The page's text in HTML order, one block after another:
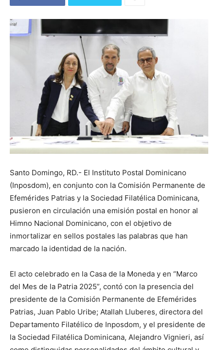
Santo Domingo, RD.- El Instituto Postal Dominicano
(Inposdom), en conjunto con la Comisión Permanente de
Efemérides Patrias y la Sociedad Filatélica Dominicana,
pusieron en circulación una emisión postal en honor al
Himno Nacional Dominicano, con el objetivo de
inmortalizar en sellos postales las palabras que han
marcado la identidad de la nación.
El acto celebrado en la Casa de la Moneda y en “Marco
del Mes de la Patria 2025”, contó con la presencia del
presidente de la Comisión Permanente de Efemérides
Patrias, Juan Pablo Uribe; Atallah Lluberes, directora del
Departamento Filatélico de Inposdom, y el presidente de
la Sociedad Filatélica Dominicana, Alejandro Vignieri, así